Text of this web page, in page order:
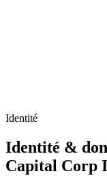
Identité
Identité &
Capital Corp